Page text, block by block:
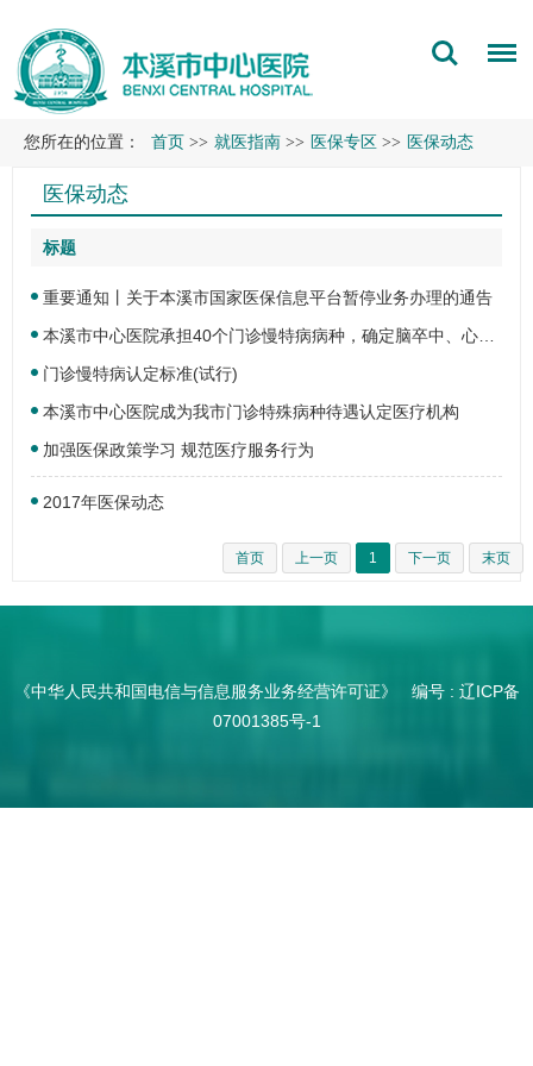
您所在的位置： 首页 >> 就医指南 >> 医保专区 >> 医保动态
医保动态
标题
重要通知丨关于本溪市国家医保信息平台暂停业务办理的通告
门诊慢特病认定标准(试行)
本溪市中心医院成为我市门诊特殊病种待遇认定医疗机构
加强医保政策学习 规范医疗服务行为
2017年医保动态
首页 上一页 1 下一页 末页
《中华人民共和国电信与信息服务业务经营许可证》 编号 : 辽ICP备
07001385号-1